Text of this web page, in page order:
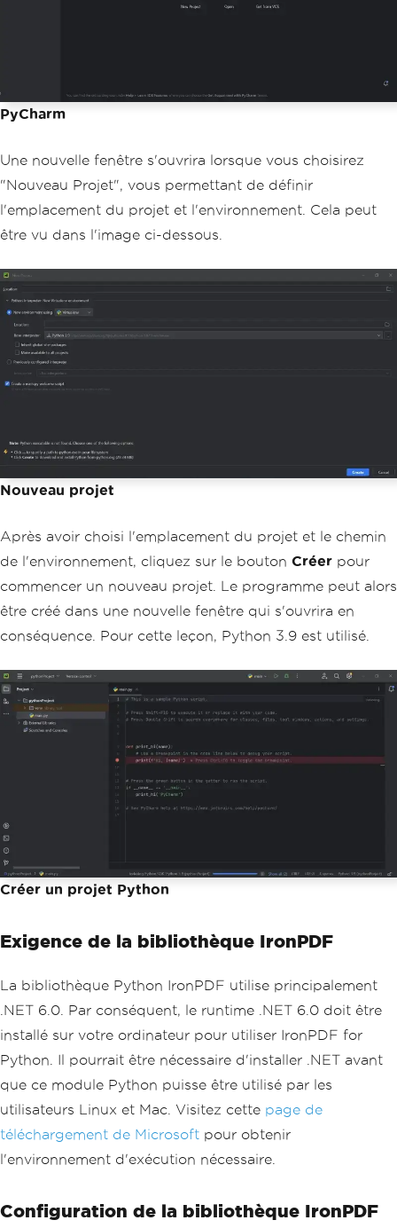
PyCharm
Une nouvelle fenêtre s'ouvrira lorsque vous choisirez
"Nouveau Projet", vous permettant de définir
l'emplacement du projet et l'environnement. Cela peut
être vu dans l'image ci-dessous.
Nouveau projet
Après avoir choisi l'emplacement du projet et le chemin
de l'environnement, cliquez sur le bouton Créer pour
commencer un nouveau projet. Le programme peut alors
être créé dans une nouvelle fenêtre qui s'ouvrira en
conséquence. Pour cette leçon, Python 3.9 est utilisé.
Créer un projet Python
Exigence de la bibliothèque IronPDF
La bibliothèque Python IronPDF utilise principalement
.NET 6.0. Par conséquent, le runtime .NET 6.0 doit être
installé sur votre ordinateur pour utiliser IronPDF for
Python. Il pourrait être nécessaire d'installer .NET avant
que ce module Python puisse être utilisé par les
utilisateurs Linux et Mac. Visitez cette page de
téléchargement de Microsoft pour obtenir
l'environnement d'exécution nécessaire.
Configuration de la bibliothèque IronPDF